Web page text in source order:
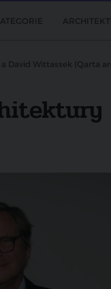
a David Wittassek (Qarta